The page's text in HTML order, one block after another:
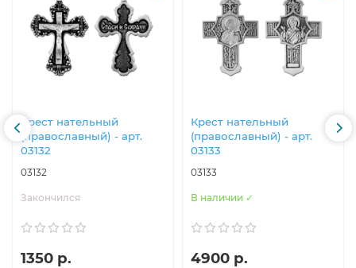
Крест нательный
(православный) - арт.
03132
03132
Закончился
1350 р.
Крест нательный
(православный) - арт.
03133
03133
В наличии ✓
4900 р.